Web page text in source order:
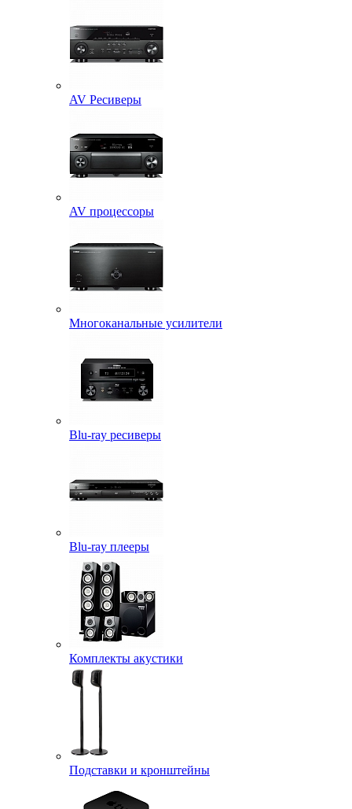
AV Ресиверы
AV процессоры
Многоканальные усилители
Blu-ray ресиверы
Blu-ray плееры
Комплекты акустики
Подставки и кронштейны